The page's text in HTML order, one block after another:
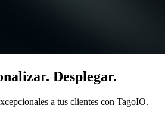
Desplegar.
a tus clientes con TagoIO.